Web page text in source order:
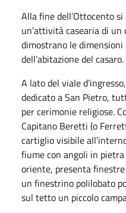
Alla fine dell’Ottocento
un’attività casearia di
dimostrano le dimensioni
dell’abitazione del casaro.
A lato del viale
dedicato a San Pietro,
per cerimonie religiose.
Capitano Beretti (o
cartiglio visibile
fiume con angoli in pietra
oriente, presenta
un finestrino polilobato
sul tetto un piccolo